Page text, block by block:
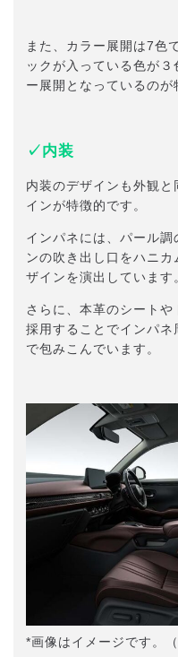
また、カラー展開は7色
ックが入っている色が
ー展開となっているのが
✓内装
内装のデザインも外観
インが特徴的です。
インパネには、パール
ンの吹き出し口をハニ
ザインを演出しています
さらに、本革のシート
採用することでインパ
で包みこんでいます。
*画像はイメージです。（